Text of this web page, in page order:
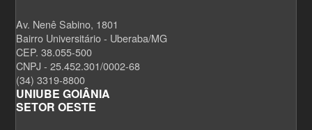
Av. Nenê Sabino, 1801
Bairro Universitário - Uberaba/MG
CEP. 38.055-500
CNPJ - 25.452.301/0002-68
(34) 3319-8800
UNIUBE GOIÂNIA
SETOR OESTE